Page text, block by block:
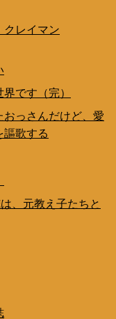
クレイマン
です（完）
おっさんだけど、愛
謳歌する
、元教え子たちと